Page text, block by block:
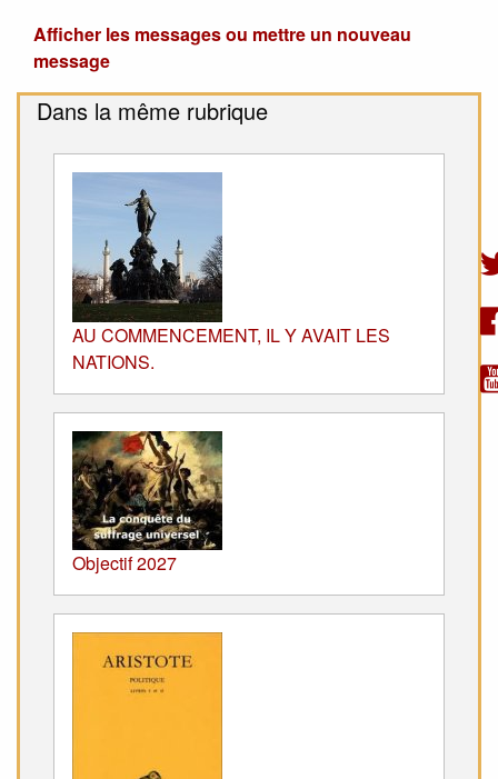
Afficher les messages ou mettre un nouveau
message
Dans la même rubrique
AU COMMENCEMENT, IL Y AVAIT LES
NATIONS.
Objectif 2027